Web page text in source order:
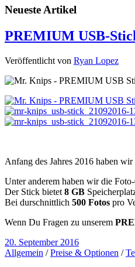
Neueste Artikel
PREMIUM USB-
Veröffentlicht von Ryan Lopez
Anfang des Jahres 2016 haben wir
Unter anderem haben wir die
Der Stick bietet 8 GB
Bei durschnittlich 500 Fotos pro
Wenn Du Fragen zu unserem
20. September 2016
Allgemein /Preise & Optionen /